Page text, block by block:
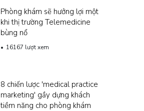
Phòng khám sẽ hưởng lợi một
khi thị trường Telemedicine
bùng nổ
16167 lượt xem
8 chiến lược 'medical practice
marketing' gầy dựng khách
tiềm năng cho phòng khám